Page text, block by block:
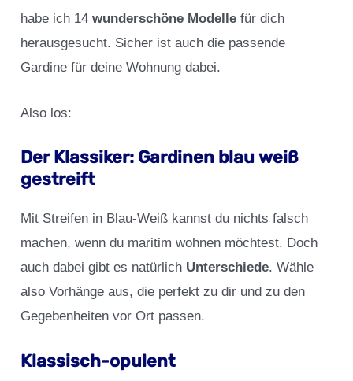
habe ich 14wunderschöne Modelle für dich
herausgesucht. Sicher ist auch die passende
Gardine für deine Wohnung dabei.
Also los:
Der Klassiker: Gardinen blau weiß
gestreift
Mit Streifen in Blau-Weiß kannst du nichts falsch
machen, wenn du maritim wohnen möchtest. Doch
auch dabei gibt es natürlich Unterschiede. Wähle
also Vorhänge aus, die perfekt zu dir und zu den
Gegebenheiten vor Ort passen.
Klassisch-opulent